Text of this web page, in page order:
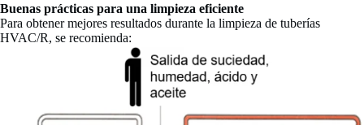
Buenas prácticas para una limpieza eficiente
Para obtener mejores resultados durante la limpieza de tuberías
HVAC/R, se recomienda: